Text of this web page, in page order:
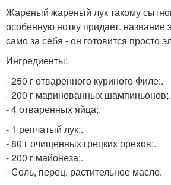
Жареный жареный лук такому
особенную нотку придает. название
само за себя - он готовится просто
Ингредиенты:
- 250 г отваренного куриного Филе;.
- 200 г маринованных шампиньонов;.
- 4 отваренных яйца;.
- 1 репчатый лук;.
- 80 г очищенных грецких орехов;.
- 200 г майонеза;.
- Соль, перец, растительное масло.